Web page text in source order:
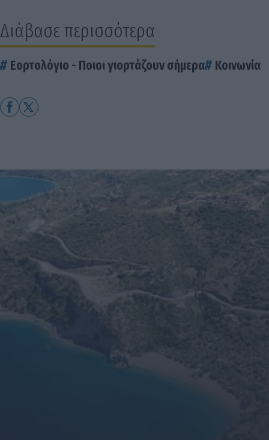
Διάβασε περισσότερα
Εορτολόγιο - Ποιοι γιορτάζουν σήμερα Κοινωνία